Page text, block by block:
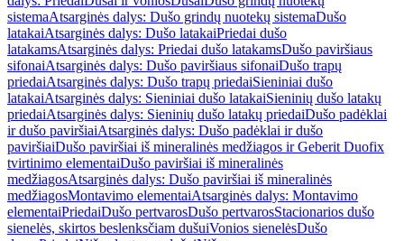
sistemaAtsarginės dalys: Dušo grindų nuotekų sistemaDušo
latakaiAtsarginės dalys: Dušo latakaiPriedai dušo
latakamsAtsarginės dalys: Priedai dušo latakamsDušo paviršiaus
sifonaiAtsarginės dalys: Dušo paviršiaus sifonaiDušo trapų
priedaiAtsarginės dalys: Dušo trapų priedaiSieniniai dušo
latakaiAtsarginės dalys: Sieniniai dušo latakaiSieninių dušo latakų
priedaiAtsarginės dalys: Sieninių dušo latakų priedaiDušo padėklai
ir dušo paviršiaiAtsarginės dalys: Dušo padėklai ir dušo
paviršiaiDušo paviršiai iš mineralinės medžiagos ir Geberit Duofix
tvirtinimo elementaiDušo paviršiai iš mineralinės
medžiagosAtsarginės dalys: Dušo paviršiai iš mineralinės
medžiagosMontavimo elementaiAtsarginės dalys: Montavimo
elementaiPriedaiDušo pertvarosDušo pertvarosStacionarios dušo
sienelės, skirtos beslenksčiam dušuiVonios sienelėsDušo